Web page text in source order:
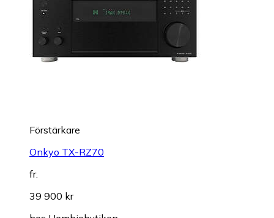
Förstärkare
Onkyo TX-RZ70
fr.
39 900 kr